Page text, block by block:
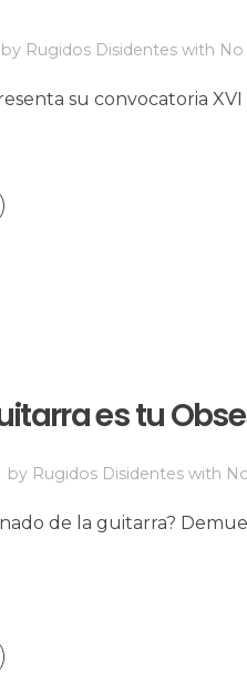
by Rugidos Disidentes with
su convocatoria
es tu
by Rugidos Disidentes with
de la guitarra?